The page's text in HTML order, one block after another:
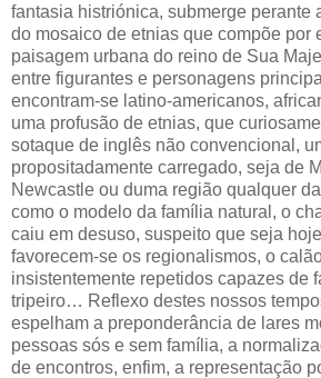
fantasia histriónica, submerge perante
do mosaico de etnias que compõe por
paisagem urbana do reino de Sua
entre figurantes e personagens
encontram-se latino-americanos,
uma profusão de etnias, que
sotaque de inglês não convencional,
propositadamente carregado, seja de
Newcastle ou duma região qualquer
como o modelo da família natural, o
caiu em desuso, suspeito que seja
favorecem-se os regionalismos, o
insistentemente repetidos capazes de
tripeiro… Reflexo destes nossos
espelham a preponderância de lares
pessoas sós e sem família, a
de encontros, enfim, a representação